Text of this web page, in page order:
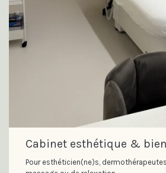
Cabinet esthétique &
Pour esthéticien(ne)s,